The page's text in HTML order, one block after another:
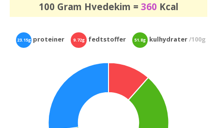
100 Gram Hvedekim = 360 Kcal
23.15g proteiner 9.72g fedtstoffer 51.8g kulhydrater/100g